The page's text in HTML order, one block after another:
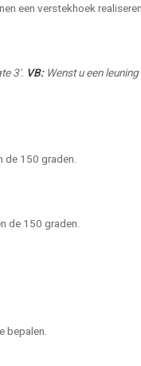
een verstekhoek
3'. VB:Wenst u een
de 150 graden.
de 150 graden.
bepalen.